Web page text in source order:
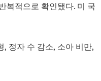
복적으로 확인됐다. 미 국
정자 수 감소, 소아 비만,